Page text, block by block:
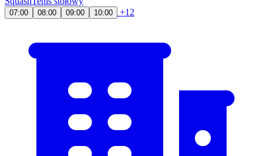
07:00 08:00 09:00 10:00 +12